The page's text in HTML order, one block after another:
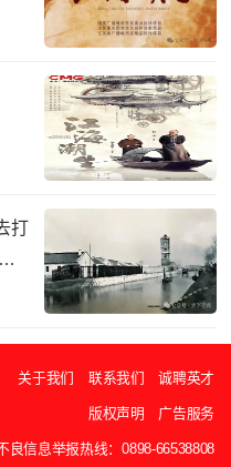
打
关于我们 联系我们 诚聘英才
版权声明 广告服务
良信息举报热线：0898-66538808